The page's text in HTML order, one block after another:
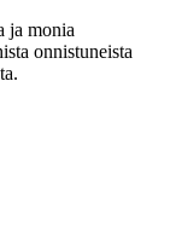
ja monia
onnistuneista